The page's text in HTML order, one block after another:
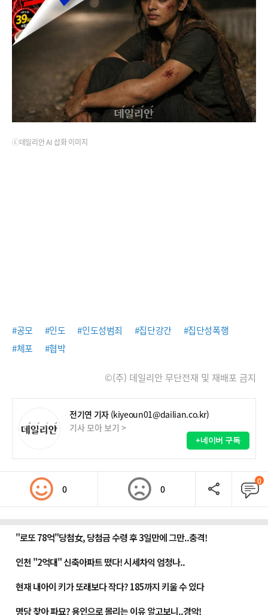
ⓒ데일리안 AI 삽화 이미지
#공모 #인도 #인도성범죄 #집단강간
#집단성폭행
#체포
#협박
©(주) 데일리안 무단전재 및 재배포 금지
전기연 기자 (kiyeoun01@dailian.co.kr)
기사 모아 보기 >
+네이버 구독
0 0
0